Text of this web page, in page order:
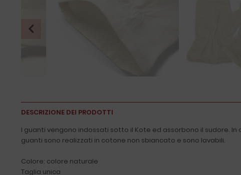
DESCRIZIONE DEI PRODOTTI
I guanti vengono indossati sotto il Kote ed assorbono il sudore.
guanti sono realizzati in cotone non sbiancato e sono lavabili.
Colore: colore naturale
Taglia unica